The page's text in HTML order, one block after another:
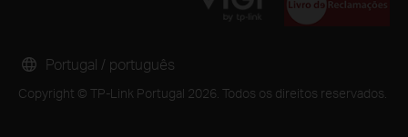
Copyright © TP-Link Portugal 2026. Todos os direitos reservados.
Portugal / português